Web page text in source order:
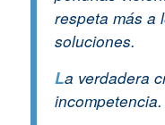
respeta más a
soluciones.
La verdadera
incompetencia.